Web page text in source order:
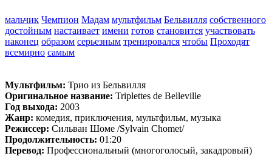
мальчик Чемпион Мадам мультфильм Бельвилля собственного
достойным настаивает имени готов становится участвовать
наконец образом серьезным тренировался чтобы Проходят
всемирно самым
Мультфильм: Трио из Бельвилля
Оригинальное название: Triplettes de Belleville
Год выхода: 2003
Жанр: комедия, приключения, мультфильм, музыка
Режиссер: Сильван Шоме /Sylvain Chomet/
Продолжительность: 01:20
Перевод: Профессиональный (многоголосый, закадровый)